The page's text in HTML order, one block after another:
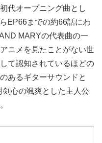
代オープニング曲とし
EP66までの約66話にわ
MARYの代表曲の一
ニメを見たことがない世
て認知されているほどの
あるギターサウンドと
心の颯爽とした主人公